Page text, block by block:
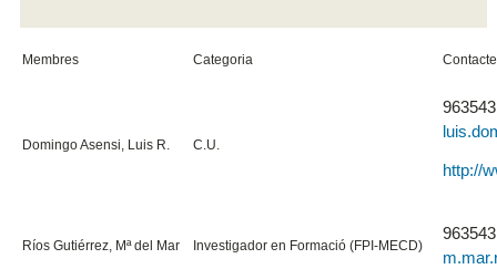
Membres Categoria Contacte
Domingo Asensi, Luis R. C.U.
http://
Ríos Gutiérrez, Mª del Mar Investigador en Formació (FPI-MECD)